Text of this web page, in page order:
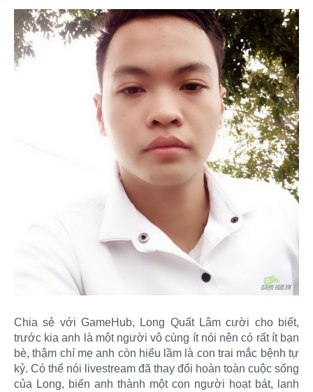
Chia sẻ với GameHub, Long Quất Lâm cười cho biết,
trước kia anh là một người vô cùng ít nói nên có rất ít bạn
bè, thậm chí mẹ anh còn hiểu lầm là con trai mắc bệnh tự
kỷ. Có thể nói livestream đã thay đổi hoàn toàn cuộc sống
của Long, biến anh thành một con người hoạt bát, lanh